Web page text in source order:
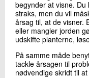
begynder at visne.
straks, men du vil
årsag til, at de visner.
eller mangler jorden
udskifte planterne,
På samme måde
tackle årsagen til
nødvendige skridt til